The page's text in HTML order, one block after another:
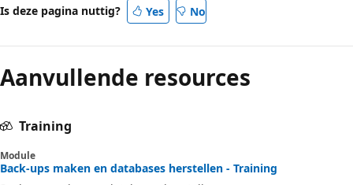
Is deze pagina nuttig? Yes No
Aanvullende resources
Training
Module
Back-ups maken en databases herstellen - Training